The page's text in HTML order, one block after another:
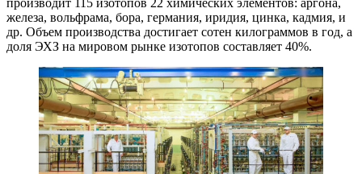
производит 115 изотопов 22 химических элементов: аргона,
железа, вольфрама, бора, германия, иридия, цинка, кадмия, и
др. Объем производства достигает сотен килограммов в год, а
доля ЭХЗ на мировом рынке изотопов составляет 40%.